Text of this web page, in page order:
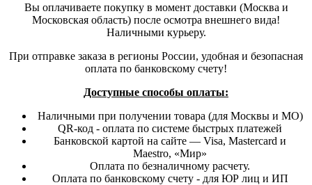
Вы оплачиваете покупку в момент доставки (Москва и
Московская область) после осмотра внешнего вида!
Наличными курьеру.
При отправке заказа в регионы России, удобная и безопасная
оплата по банковскому счету!
Доступные способы оплаты:
Наличными при получении товара (для Москвы и МО)
QR-код - оплата по системе быстрых платежей
Банковской картой на сайте — Visa, Mastercard и
Maestro, «Мир»
Оплата по безналичному расчету.
Оплата по банковскому счету - для ЮР лиц и ИП